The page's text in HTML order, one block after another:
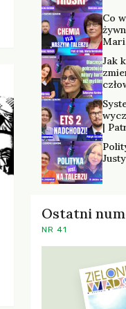
Co
Jak
|
Ostatni
NR 41